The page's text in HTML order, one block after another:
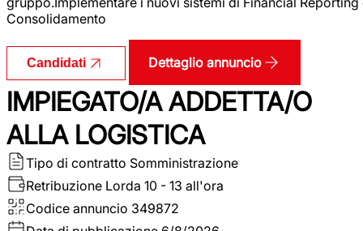
Consolidamento
Candidati Dettaglio annuncio
IMPIEGATO/A ADDETTA/O
ALLA LOGISTICA
Tipo di contratto Somministrazione
Retribuzione Lorda 10 - 13 all'ora
Codice annuncio 349872